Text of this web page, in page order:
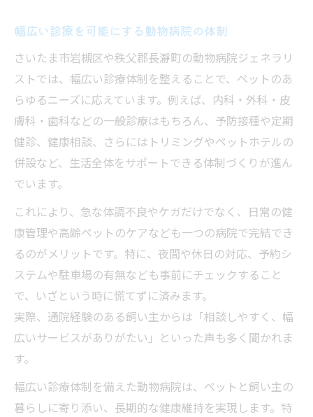
幅広い診療を可能にする動物病院の体制
さいたま市岩槻区や秩父郡長瀞町の動物病院ジェネラリ
ストでは、幅広い診療体制を整えることで、ペットのあ
らゆるニーズに応えています。例えば、内科・外科・皮
膚科・歯科などの一般診療はもちろん、予防接種や定期
健診、健康相談、さらにはトリミングやペットホテルの
併設など、生活全体をサポートできる体制づくりが進ん
でいます。
これにより、急な体調不良やケガだけでなく、日常の健
康管理や高齢ペットのケアなども一つの病院で完結でき
るのがメリットです。特に、夜間や休日の対応、予約シ
ステムや駐車場の有無なども事前にチェックすること
で、いざという時に慌てずに済みます。
実際、通院経験のある飼い主からは「相談しやすく、幅
広いサービスがありがたい」といった声も多く聞かれま
す。
幅広い診療体制を備えた動物病院は、ペットと飼い主の
暮らしに寄り添い、長期的な健康維持を実現します。特